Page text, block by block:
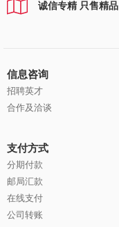
诚信专精 只售精品
信息咨询
招聘英才
合作及洽谈
支付方式
分期付款
邮局汇款
在线支付
公司转账